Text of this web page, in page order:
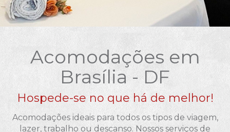
Acomodações em
Brasília - DF
Hospede-se no que há de melhor!
Acomodações ideais para todos os tipos de viagem,
lazer, trabalho ou descanso. Nossos serviços de